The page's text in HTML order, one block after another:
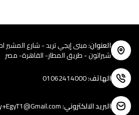
العنوان:مبنى إيجي تريد - شارع
شيراتون - طريق المطار- القاهرة- مصر
الهاتف:
01062414000
البريد الالكتروني: